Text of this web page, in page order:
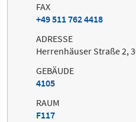
FAX
+49 511 762 4418
ADRESSE
Herrenhäuser Straße 2,
GEBÄUDE
4105
RAUM
F117